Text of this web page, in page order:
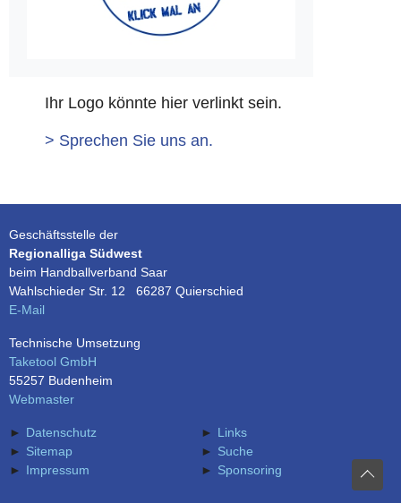
Ihr Logo könnte hier verlinkt sein.
> Sprechen Sie uns an.
Geschäftsstelle der
Regionalliga Südwest
beim Handballverband Saar
Wahlschieder Str. 12 66287 Quierschied
E-Mail
Technische Umsetzung
Taketool GmbH
55257 Budenheim
Webmaster
Datenschutz
Links
Sitemap
Suche
Impressum
Sponsoring